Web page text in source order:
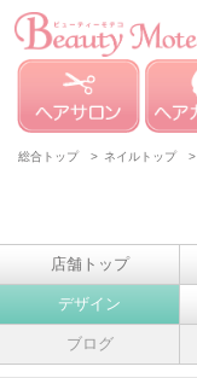
総合トップ > ネイルトップ >
店舗トップ
デザイン
ブログ